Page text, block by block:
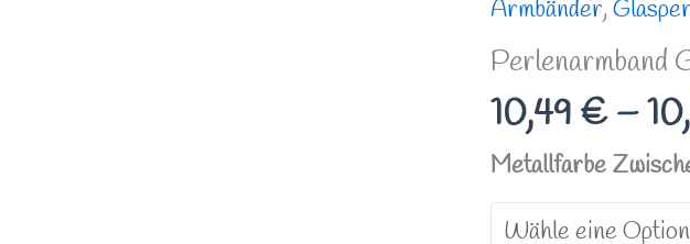
Armbänder,
Perlenarmband
10,49 € –
Metallfarbe
Glas
Pink
16cm
Menge